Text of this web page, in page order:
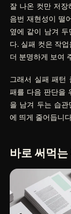
잘 나온 컷만 저장
음번 재현성이 떨
옆에 같이 남겨
다. 실패 컷은 작
더 분명하게 보여
그래서 실패 패턴
패를 다음 판단을
을 남겨 두는 습
에 띄게 줄어듭니
바로 써먹